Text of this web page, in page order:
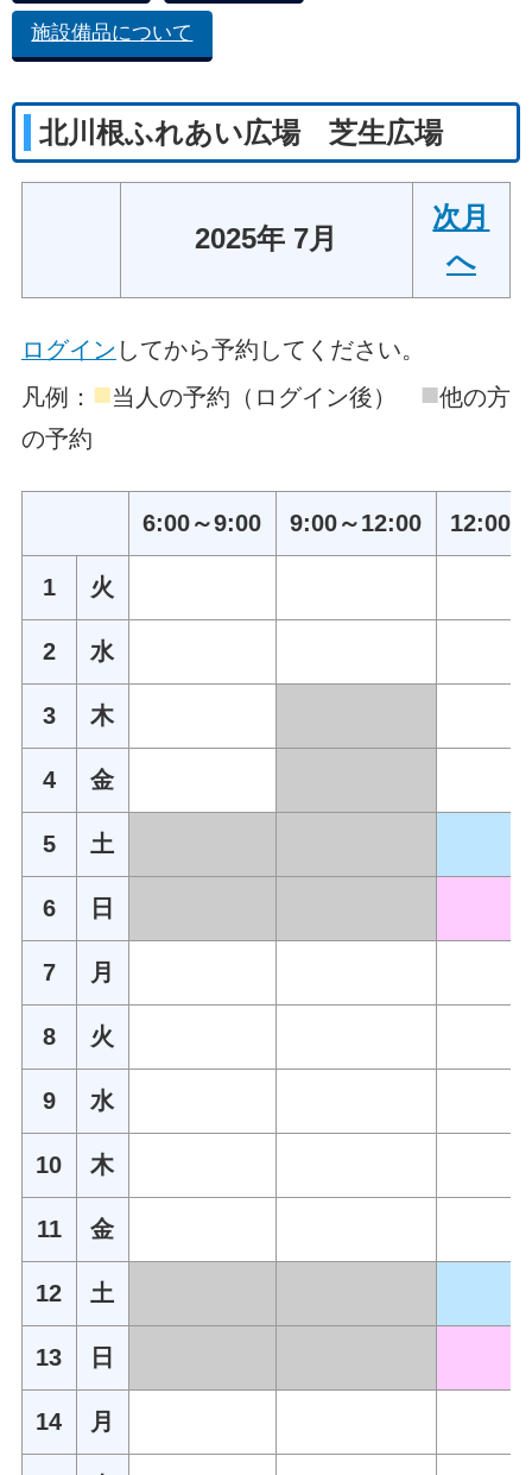
施設備品について
北川根ふれあい広場 芝生広場
2025年 7月
次月
へ
ログイン してから予約してください。
凡例： ■当人の予約（ログイン後） ■他の方
の予約
6:00～9:00 9:00～12:00 12:00
1 火
2 水
3 木
4 金
5 土
6 日
7 月
8 火
9 水
10 木
11 金
12 土
13 日
14 月